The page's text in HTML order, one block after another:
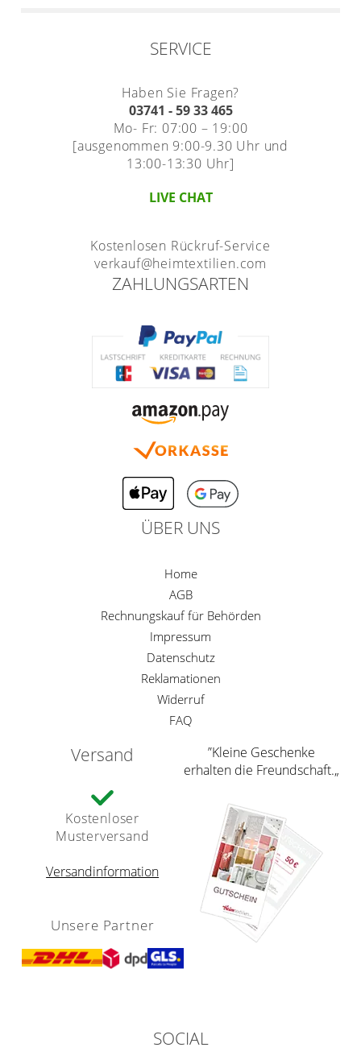
SERVICE
Haben Sie Fragen?
03741 - 59 33 465
Mo- Fr: 07:00 – 19:00
[ausgenommen 9:00-9.30 Uhr und
13:00-13:30 Uhr]
LIVE CHAT
Kostenlosen Rückruf-Service
verkauf@heimtextilien.com
ZAHLUNGSARTEN
ÜBER UNS
Home
AGB
Rechnungskauf für Behörden
Impressum
Datenschutz
Reklamationen
Widerruf
FAQ
Versand
Kostenloser
Musterversand
Versandinformation
Unsere Partner
”Kleine Geschenke
erhalten die Freundschaft.„
SOCIAL